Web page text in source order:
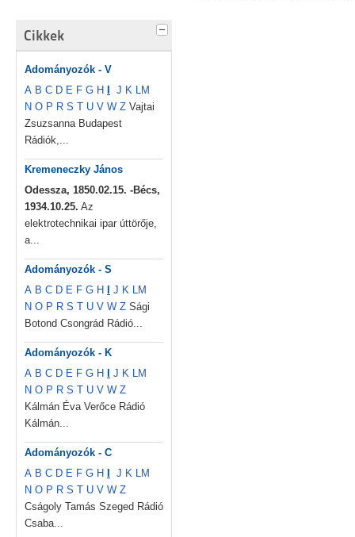
Cikkek
Adományozók - V
A B C D E F G H J K LM
N O P R S T U V W Z Vajtai
Zsuzsanna Budapest
Rádiók,...
Kremeneczky János
Odessza, 1850.02.15. -Bécs,
1934.10.25. Az
elektrotechnikai ipar úttörője,
a...
Adományozók - S
A B C D E F G H J K LM
N O P R S T U V W Z Sági
Botond Csongrád Rádió...
Adományozók - K
A B C D E F G H J K LM
N O P R S T U V W Z
Kálmán Éva Verőce Rádió
Kálmán...
Adományozók - C
A B C D E F G H J K LM
N O P R S T U V W Z
Cságoly Tamás Szeged Rádió
Csaba...